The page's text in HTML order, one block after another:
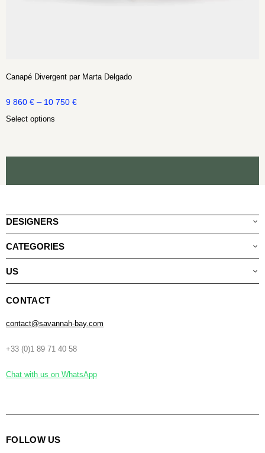
Canapé Divergent par Marta Delgado
9 860 € – 10 750 €
Select options
DESIGNERS
CATEGORIES
US
CONTACT
contact@savannah-bay.com
+33 (0)1 89 71 40 58
Chat with us on WhatsApp
FOLLOW US